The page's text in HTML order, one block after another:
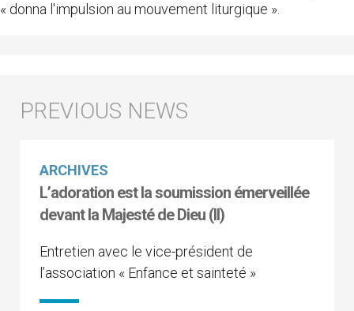
« donna l'impulsion au mouvement liturgique ».
ARCHIVES
L’adoration est la soumission émerveillée
devant la Majesté de Dieu (II)
Entretien avec le vice-président de
l’association « Enfance et sainteté »